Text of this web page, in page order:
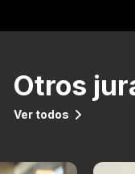
Otros
Ver todos